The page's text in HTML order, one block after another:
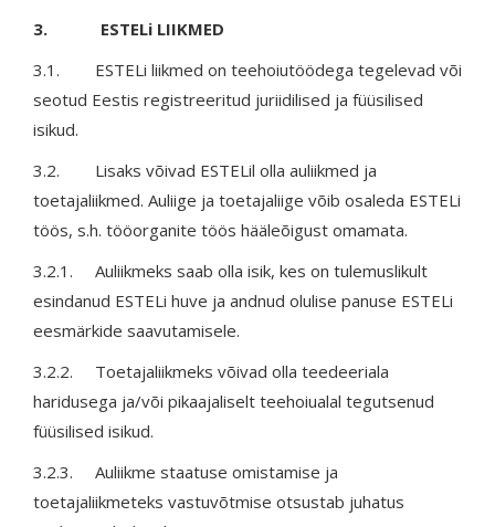
3. ESTELi LIIKMED
3.1. ESTELi liikmed on teehoiutöödega tegelevad või
seotud Eestis registreeritud juriidilised ja füüsilised
isikud.
3.2. Lisaks võivad ESTELil olla auliikmed ja
toetajaliikmed. Auliige ja toetajaliige võib osaleda ESTELi
töös, s.h. tööorganite töös hääleõigust omamata.
3.2.1. Auliikmeks saab olla isik, kes on tulemuslikult
esindanud ESTELi huve ja andnud olulise panuse ESTELi
eesmärkide saavutamisele.
3.2.2. Toetajaliikmeks võivad olla teedeeriala
haridusega ja/või pikaajaliselt teehoiualal tegutsenud
füüsilised isikud.
3.2.3. Auliikme staatuse omistamise ja
toetajaliikmeteks vastuvõtmise otsustab juhatus